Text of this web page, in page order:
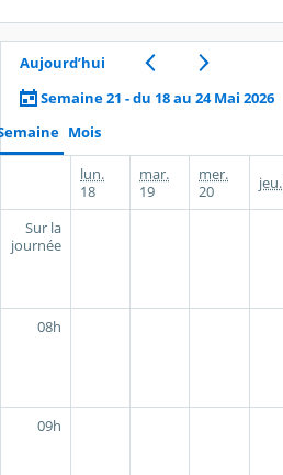
Aujourd’hui
Semaine 21 - du 18 au 24 Mai 2026
Mois
lun.
18
mar.
19
mer.
20
jeu.
Sur la
journée
08h
09h